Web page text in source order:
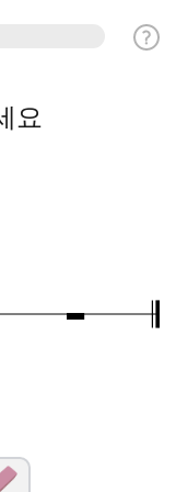
요
Ó